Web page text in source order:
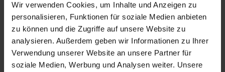
Wir verwenden Cookies, um Inhalte und Anzeigen zu
personalisieren, Funktionen für soziale Medien anbieten
zu können und die Zugriffe auf unsere Website zu
analysieren. Außerdem geben wir Informationen zu Ihrer
Verwendung unserer Website an unsere Partner für
soziale Medien, Werbung und Analysen weiter. Unsere
Zusätzliches Material
Bilder